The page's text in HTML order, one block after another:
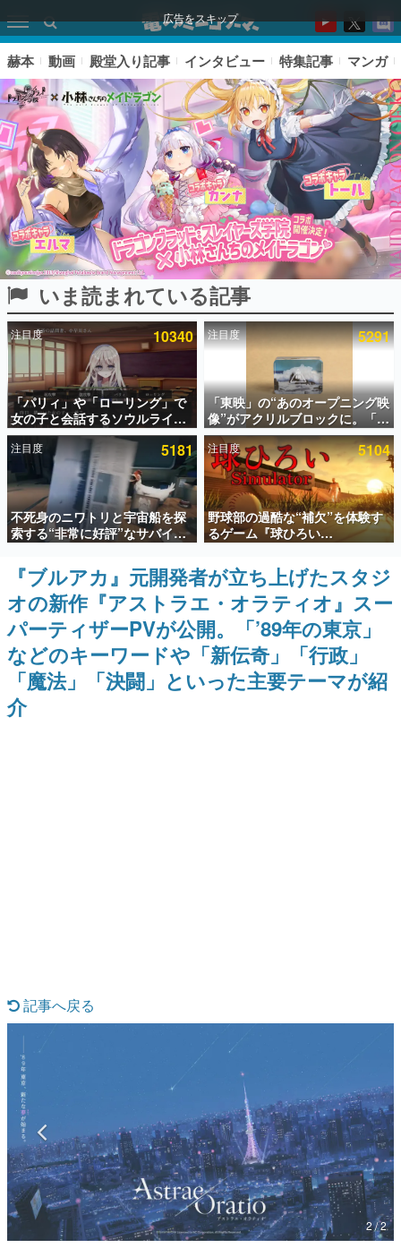
広告をスキップ
ピックアップ
電ファミのいま読まれている記事ランキング
アプリセール情報
インタビュー
連載・特集一覧
殿堂入り記事
SNS拡散数が数千以上！ ページビュー数万以上！ などな
ど。多くの人々に読まれた、電ファミ渾身の“殿堂入り”記
事をまとめました。
ゲームの企画書
名作ゲームクリエイターの方々に製作時のエピソードをお
聞きし、ヒットする企画（ゲーム）とは何か？を探ってい
きます。
赫本
この物語を解いてはいけない。『赫本』は、〈試験問題〉
の形をした短編ホラー小説集です。
「経験値」「裏技」「ラスボス」… ゲームにまつわる言葉
の起源や用法の変遷を、コンピューター文化史研究家・タ
イニーP氏が徹底調査。
カテゴリ
特集記事
マンガ
赫本 動画 殿堂入り記事 インタビュー 特集記事 マンガ
いま読まれている記事
注目度 10340
「パリィ」や「ローリング」で
女の子と会話するソウルライク
恋愛ゲーム『小早川さんはソウ
ルライク』無料公開。返事に失
敗すると「YOU DIED」
注目度 5291
「東映」の“あのオープニング映
像”がアクリルブロックに。「東
映ヒストリカル グッズコレクシ
ョン」が8月下旬より発売
注目度 5181
不死身のニワトリと宇宙船を探
索する“非常に好評”なサバイバ
ルゲーム『Breathedge』が無
料で配布中。入手できる期間は8
月10日まで
注目度 5104
野球部の過酷な“補欠”を体験す
るゲーム『球ひろい
Simulator』が「1件」のウィッ
シュリストをもとにチェコ語に
対応しSNSで話題に。『キング
ダム・カム』開発元やチェコの
プロ野球選手から称賛の声
『ブルアカ』元開発者が立ち上げたスタジ
オの新作『アストラエ・オラティオ』スー
パーティザーPVが公開。「’89年の東京」
などのキーワードや「新伝奇」「行政」
「魔法」「決闘」といった主要テーマが紹
介
記事へ戻る
2 / 2